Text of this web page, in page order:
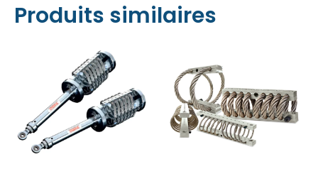
Produits similaires